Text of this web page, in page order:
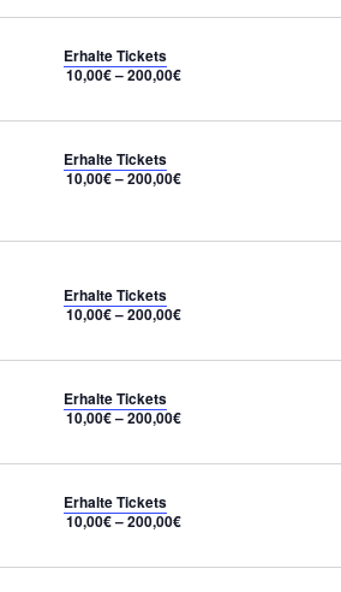
Erhalte Tickets
10,00€ – 200,00€
Erhalte Tickets
10,00€ – 200,00€
Erhalte Tickets
10,00€ – 200,00€
Erhalte Tickets
10,00€ – 200,00€
Erhalte Tickets
10,00€ – 200,00€